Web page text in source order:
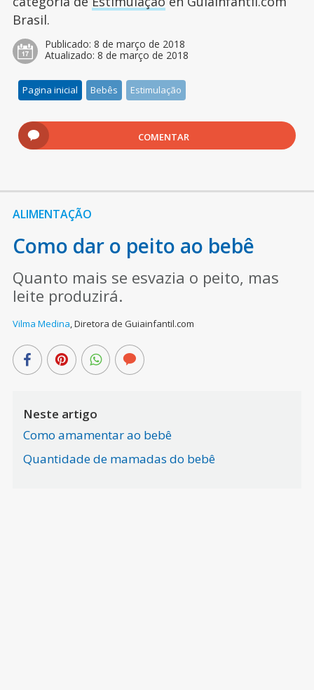
Brasil.
Publicado: 8 de março de 2018
Atualizado: 8 de março de 2018
Pagina inicial Bebês Estimulação
COMENTAR
ALIMENTAÇÃO
Como dar o peito ao bebê
Quanto mais se esvazia o peito, mas
leite produzirá.
Vilma Medina,Diretora de Guiainfantil.com
Neste artigo
Como amamentar ao bebê
Quantidade de mamadas do bebê